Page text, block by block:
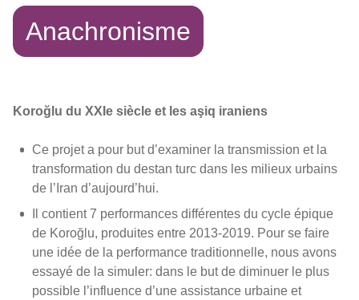
Anachronisme
Koroğlu du XXIe siècle et les aşiq iraniens
Ce projet a pour but d’examiner la transmission et la
transformation du destan turc dans les milieux urbains
de l’Iran d’aujourd’hui.
Il contient 7 performances différentes du cycle épique
de Koroğlu, produites entre 2013-2019. Pour se faire
une idée de la performance traditionnelle, nous avons
essayé de la simuler: dans le but de diminuer le plus
possible l’influence d’une assistance urbaine et